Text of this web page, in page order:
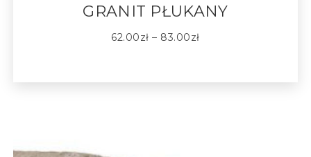
GRANIT PŁUKANY
62.00zł – 83.00zł